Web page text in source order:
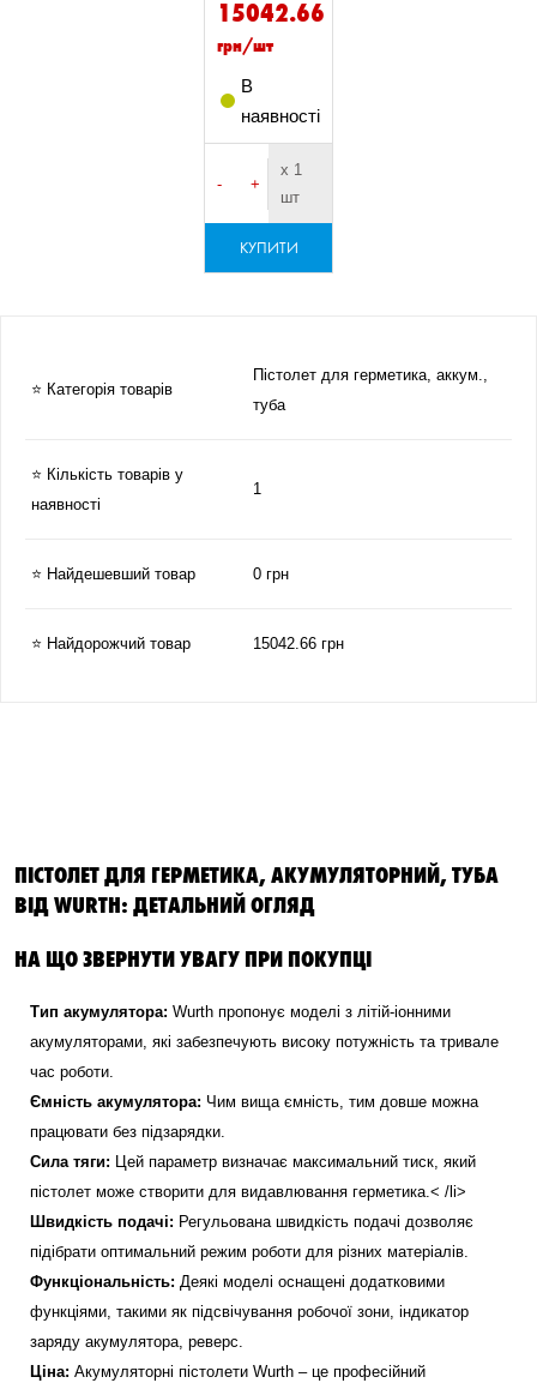
15042.66
грн/шт
В
наявності
- +
х 1
шт
КУПИТИ
⭐ Категорія товарів
Пістолет для герметика, аккум.,
туба
⭐ Кількість товарів у
наявності
1
⭐ Найдешевший товар 0 грн
⭐ Найдорожчий товар 15042.66 грн
ПІСТОЛЕТ ДЛЯ ГЕРМЕТИКА, АКУМУЛЯТОРНИЙ, ТУБА
ВІД WURTH: ДЕТАЛЬНИЙ ОГЛЯД
НА ЩО ЗВЕРНУТИ УВАГУ ПРИ ПОКУПЦІ
Тип акумулятора: Wurth пропонує моделі з літій-іонними
акумуляторами, які забезпечують високу потужність та тривале
час роботи.
Ємність акумулятора: Чим вища ємність, тим довше можна
працювати без підзарядки.
Сила тяги: Цей параметр визначає максимальний тиск, який
пістолет може створити для видавлювання герметика.< /li>
Швидкість подачі: Регульована швидкість подачі дозволяє
підібрати оптимальний режим роботи для різних матеріалів.
Функціональність: Деякі моделі оснащені додатковими
функціями, такими як підсвічування робочої зони, індикатор
заряду акумулятора, реверс.
Ціна: Акумуляторні пістолети Wurth – це професійний